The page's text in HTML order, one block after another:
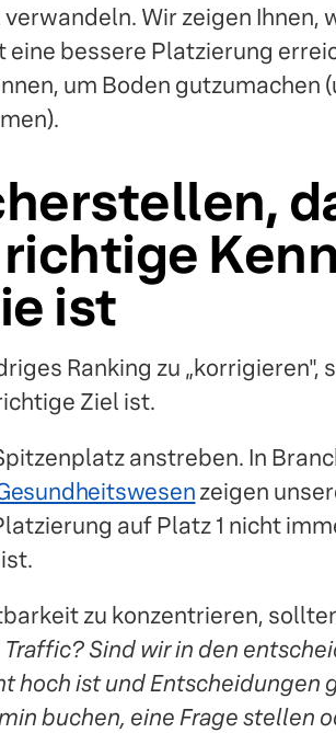
Wir zeigen Ihnen,
eine bessere Platzierung
um Boden gutzumachen
ist
Ranking zu „korrigieren",
Ziel ist.
anstreben. In
zeigen
auf Platz 1 nicht
zu konzentrieren,
Sind wir in den
hoch ist und Entscheidungen
buchen, eine Frage stellen